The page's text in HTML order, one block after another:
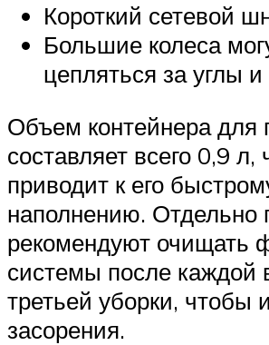
Короткий сетевой
Большие колеса
цепляться за углы
Объем контейнера для
составляет всего 0,9 л,
приводит к его
наполнению. Отдельно
рекомендуют очищать
системы после каждой
третьей уборки, чтобы
засорения.